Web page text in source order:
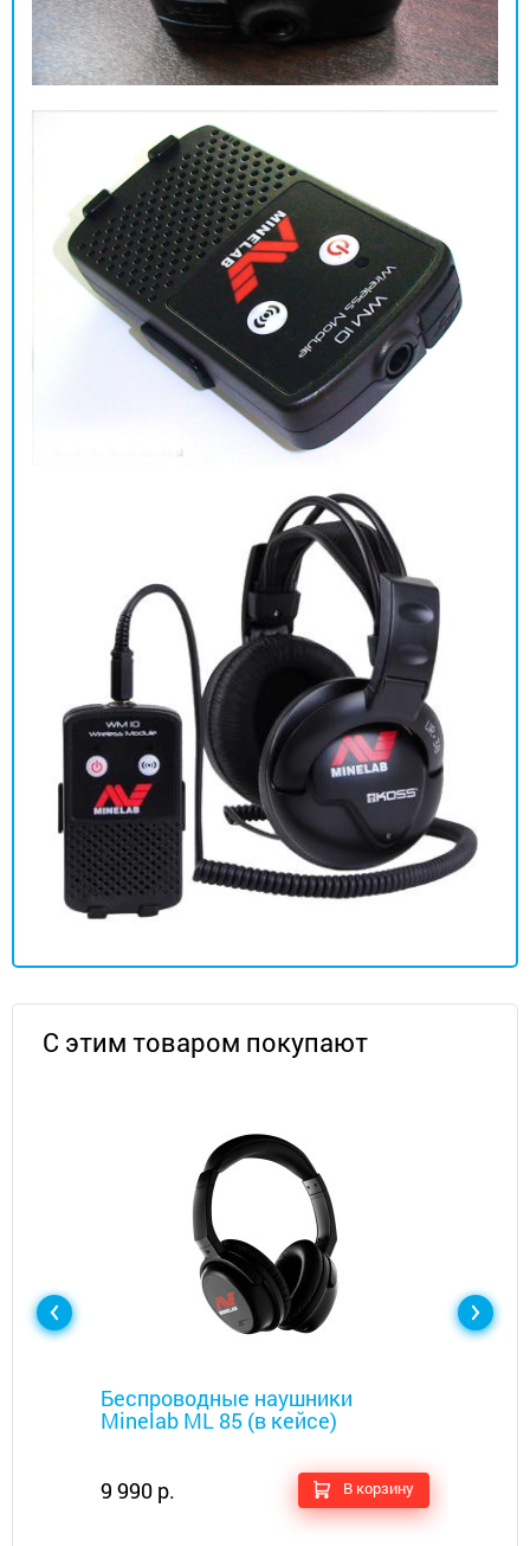
С этим товаром покупают
Беспроводные наушники
Minelab ML 85 (в кейсе)
9 990 р. В корзину